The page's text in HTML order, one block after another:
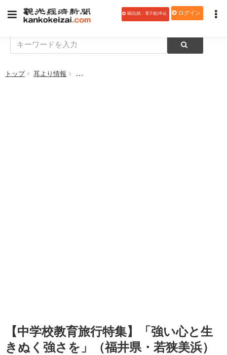
購読(紙・電子版)申込 ログイン
トップ 耳より情報 【中学校教育旅行特集】「強い心と生きぬく強さ
【中学校教育旅行特集】「強い心と生
きぬく強さを」（福井県・若狭美浜）